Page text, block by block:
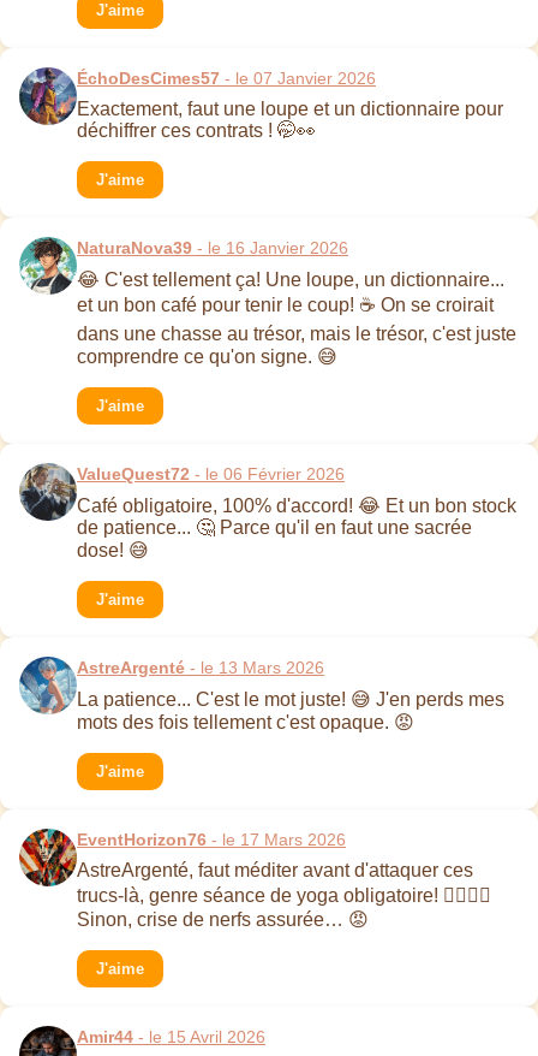
J'aime
ÉchoDesCimes57 - le 07 Janvier 2026
Exactement, faut une loupe et un dictionnaire pour
déchiffrer ces contrats ! 🤭👀
J'aime
NaturaNova39 - le 16 Janvier 2026
😂 C'est tellement ça! Une loupe, un dictionnaire...
et un bon café pour tenir le coup! ☕ On se croirait
dans une chasse au trésor, mais le trésor, c'est juste
comprendre ce qu'on signe. 😅
J'aime
ValueQuest72 - le 06 Février 2026
Café obligatoire, 100% d'accord! 😂 Et un bon stock
de patience... 🤔 Parce qu'il en faut une sacrée
dose! 😅
J'aime
AstreArgenté - le 13 Mars 2026
La patience... C'est le mot juste! 😅 J'en perds mes
mots des fois tellement c'est opaque. 😡
J'aime
EventHorizon76 - le 17 Mars 2026
AstreArgenté, faut méditer avant d'attaquer ces
trucs-là, genre séance de yoga obligatoire! 🧘‍♀️🧘‍♂️
Sinon, crise de nerfs assurée… 😡
J'aime
Amir44 - le 15 Avril 2026